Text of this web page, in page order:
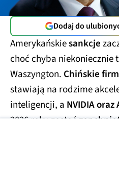
Dodaj do
Amerykańskiesankcje
choć chyba niekoniecznie
Waszyngton. Chińskie
stawiają na rodzime
inteligencji, a NVIDIA oraz
2026 roku zostać